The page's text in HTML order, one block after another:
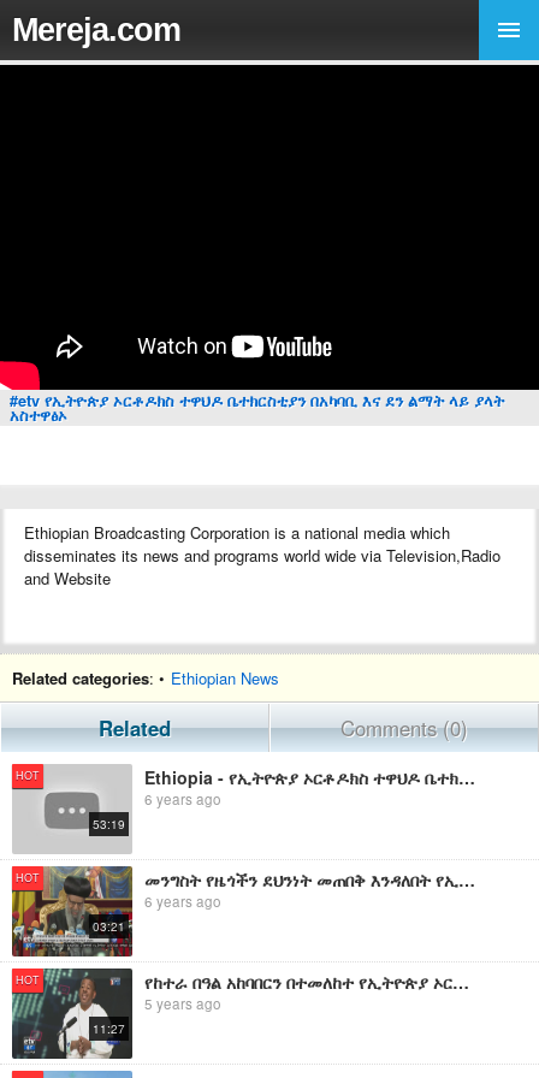
Mereja.com
#etv የኢትዮጵያ ኦርቶዶክስ ተዋህዶ ቤተክርስቲያን በአካባቢ እና ደን ልማት ላይ ያላት
አስተዋፅኦ
Ethiopian Broadcasting Corporation is a national media which
disseminates its news and programs world wide via Television,Radio
and Website
Related categories: • Ethiopian News
Related Comments (0)
HOT
53:19
Ethiopia - የኢትዮጵያ ኦርቶዶክስ ተዋህዶ ቤተክርስቲያን ወቅታዊ መግለጫ August 30, 2019
6 years ago
HOT
03:21
መንግስት የዜጎችን ደህንነት መጠበቅ እንዳለበት የኢትዮጵያ ኦርቶዶክስ ተዋህዶ ቤተክርስቲያን ቅዱስ ሲኖዶስ አሳሰበ | EBC
6 years ago
HOT
11:27
የከተራ በዓል አከባበርን በተመለከተ የኢትዮጵያ ኦርቶዶክስ ተዋህዶ ቤተክርስቲያን ሰባኪ ወንጌል መምህር ዘላለም ወንድሙ ማብራሪያ
5 years ago